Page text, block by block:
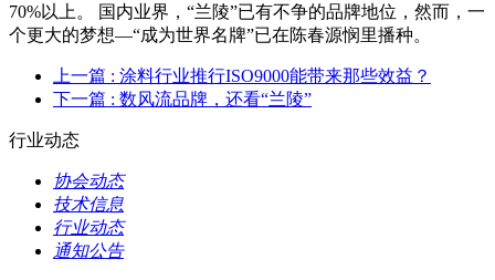
70%以上。 国内业界，“兰陵”已有不争的品牌地位，然而，一
个更大的梦想—“成为世界名牌”已在陈春源悯里播种。
上一篇 : 涂料行业推行ISO9000能带来那些效益？
下一篇 : 数风流品牌，还看“兰陵”
行业动态
协会动态
技术信息
行业动态
通知公告